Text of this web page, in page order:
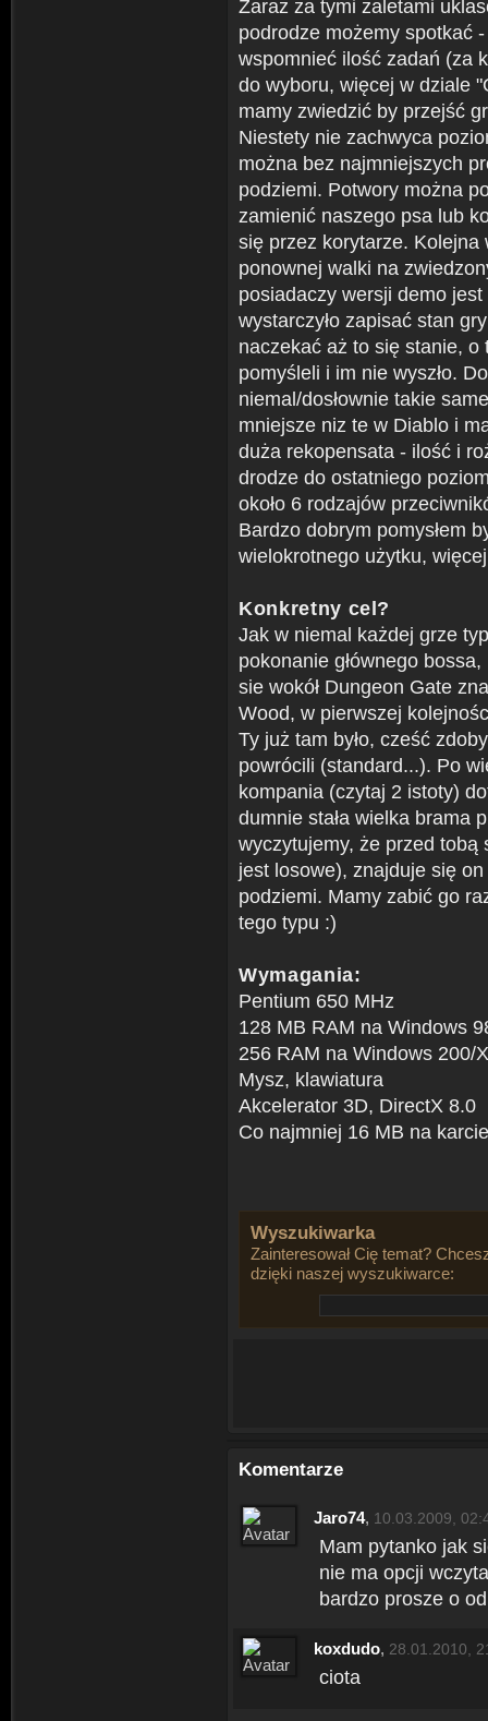
Zaraz za tymi zaletami
podrodze możemy spotkać
wspomnieć ilość zadań (za
do wyboru, więcej w dziale
mamy zwiedzić by przejść
Niestety nie zachwyca
można bez najmniejszych
podziemi. Potwory można
zamienić naszego psa lub
się przez korytarze.
ponownej walki na
posiadaczy wersji demo
wystarczyło zapisać stan
naczekać aż to się stanie,
pomyśleli i im nie wyszło.
niemal/dosłownie takie
mniejsze niz te w Diablo i
duża rekopensata - ilość i
drodze do ostatniego
około 6 rodzajów
Bardzo dobrym pomysłem
wielokrotnego użytku,
Konkretny cel?
Jak w niemal każdej grze
pokonanie głównego
sie wokół Dungeon Gate
Wood, w pierwszej
Ty już tam było, cześć
powrócili (standard...). Po
kompania (czytaj 2 istoty)
dumnie stała wielka brama
wyczytujemy, że przed
jest losowe), znajduje się
podziemi. Mamy zabić go
tego typu :)
Wymagania:
Pentium 650 MHz
128 MB RAM na Windows
256 RAM na Windows 200/
Mysz, klawiatura
Akcelerator 3D, DirectX 8.0
Co najmniej 16 MB na
Wyszukiwarka
Zainteresował Cię temat?
dzięki naszej wyszukiwarce:
Komentarze
Jaro74, 10.03.2009,
Mam pytanko jak
nie ma opcji
bardzo prosze o
koxdudo, 28.01.2010,
ciota